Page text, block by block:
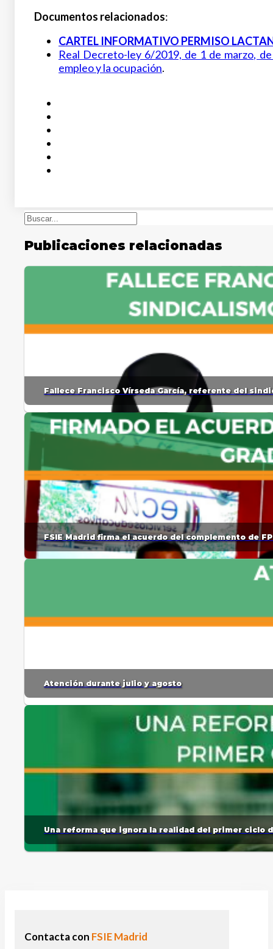
Documentos relacionados:
CARTEL INFORMATIVO PERMISO
Real Decreto-ley 6/2019, de 1 de marzo,
empleo y la ocupación.
Buscar
Publicaciones relacionadas
Fallece Francisco Vírseda García, referente del
FSIE Madrid firma el acuerdo del complemento de
Atención durante julio y agosto
Una reforma que ignora la realidad del primer ciclo
Contacta con FSIE Madrid